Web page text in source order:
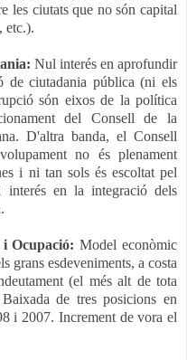
les ciutats que no són capital
etc.).
Nul interés en aprofundir
de ciutadania pública (ni els
són eixos de la política
del Consell de la
D'altra banda, el Consell
no és plenament
i ni tan sols és escoltat pel
interés en la integració dels
i Ocupació:Model econòmic
grans esdeveniments, a costa
(el més alt de tota
de tres posicions en
i 2007. Increment de vora el